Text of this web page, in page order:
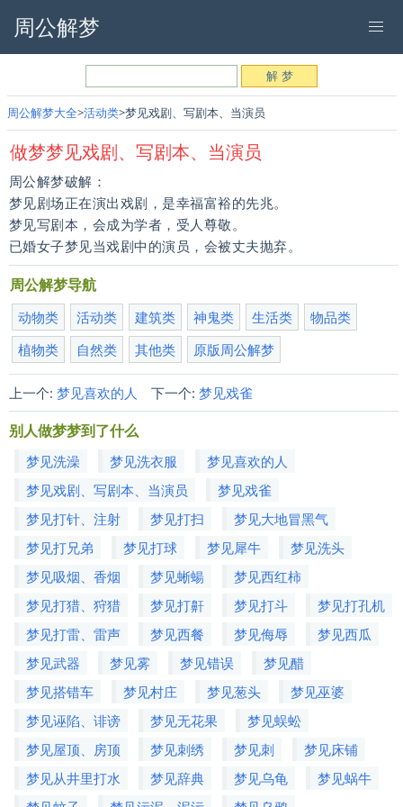
周公解梦
周公解梦大全 活动类 梦见戏剧、写剧本、当演员
做梦梦见戏剧、写剧本、当演员
周公解梦破解：
梦见剧场正在演出戏剧，是幸福富裕的先兆。
梦见写剧本，会成为学者，受人尊敬。
已婚女子梦见当戏剧中的演员，会被丈夫抛弃。
周公解梦导航
动物类 活动类 建筑类 神鬼类 生活类
物品类
植物类
自然类 其他类 原版周公解梦
上一个: 梦见喜欢的人 下一个: 梦见戏雀
别人做梦梦到了什么
梦见洗澡 梦见洗衣服
梦见喜欢的人
梦见戏剧、写剧本、当演员
梦见戏雀
梦见打针、注射
梦见打扫
梦见大地冒黑气
梦见打兄弟
梦见打球 梦见犀牛
梦见洗头
梦见吸烟、香烟
梦见蜥蝪
梦见西红柿
梦见打猎、狩猎
梦见打鼾 梦见打斗
梦见打孔机
梦见打雷、雷声
梦见西餐 梦见侮辱
梦见西瓜
梦见武器
梦见雾 梦见错误
梦见醋
梦见搭错车
梦见村庄 梦见葱头
梦见巫婆
梦见诬陷、诽谤
梦见无花果
梦见蜈蚣
梦见屋顶、房顶
梦见刺绣 梦见刺
梦见床铺
梦见从井里打水
梦见辞典 梦见乌龟
梦见蜗牛